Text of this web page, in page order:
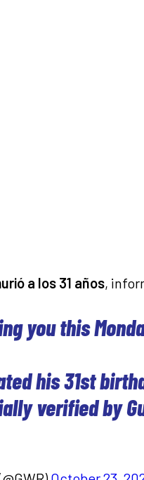
a los 31 años,
you this
his 31st
verified by